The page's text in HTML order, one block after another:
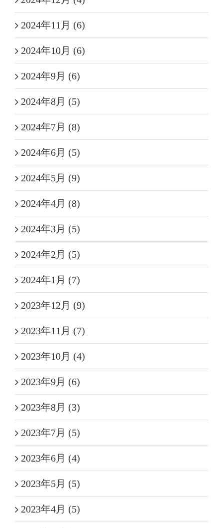
2024年11月 (6)
2024年10月 (6)
2024年9月 (6)
2024年8月 (5)
2024年7月 (8)
2024年6月 (5)
2024年5月 (9)
2024年4月 (8)
2024年3月 (5)
2024年2月 (5)
2024年1月 (7)
2023年12月 (9)
2023年11月 (7)
2023年10月 (4)
2023年9月 (6)
2023年8月 (3)
2023年7月 (5)
2023年6月 (4)
2023年5月 (5)
2023年4月 (5)